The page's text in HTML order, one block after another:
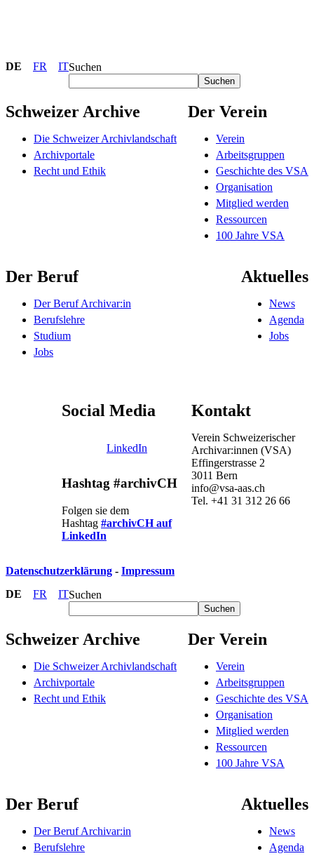
DE FR ITSuchen
Suchen
Schweizer Archive
Die Schweizer Archivlandschaft
Archivportale
Recht und Ethik
Der Verein
Verein
Arbeitsgruppen
Geschichte des VSA
Organisation
Mitglied werden
Ressourcen
100 Jahre VSA
Der Beruf
Der Beruf Archivar:in
Berufslehre
Studium
Jobs
Aktuelles
News
Agenda
Jobs
Social Media
LinkedIn
Hashtag #archivCH
Folgen sie dem
Hashtag #archivCH auf
LinkedIn
Kontakt
Verein Schweizerischer
Archivar:innen (VSA)
Effingerstrasse 2
3011 Bern
info@vsa-aas.ch
Tel. +41 31 312 26 66
Datenschutzerklärung - Impressum
DE
FR ITSuchen
Suchen
Schweizer Archive
Die Schweizer Archivlandschaft
Archivportale
Recht und Ethik
Der Verein
Verein
Arbeitsgruppen
Geschichte des VSA
Organisation
Mitglied werden
Ressourcen
100 Jahre VSA
Der Beruf
Der Beruf Archivar:in
Berufslehre
Aktuelles
News
Agenda